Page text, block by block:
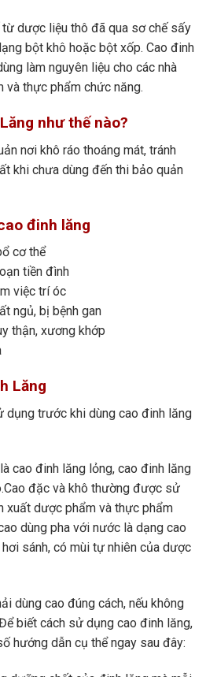
từ dược liệu thô đã qua sơ chế sấy
bột khô hoặc bột xốp. Cao đinh
làm nguyên liệu cho các nhà
và thực phẩm chức năng.
như thế nào?
nơi khô ráo thoáng mát, tránh
khi chưa dùng đến thi bảo quản
đinh lăng
cơ thể
tiền đình
việc trí óc
ngủ, bị bệnh gan
thận, xương khớp
Lăng
dụng trước khi dùng cao đinh lăng
cao đinh lăng lỏng, cao đinh lăng
đặc và khô thường được sử
xuất dược phẩm và thực phẩm
dùng pha với nước là dạng cao
sánh, có mùi tự nhiên của dược
dùng cao đúng cách, nếu không
biết cách sử dụng cao đinh lăng,
hướng dẫn cụ thể ngay sau đây: